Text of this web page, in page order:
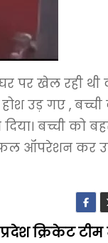
पर खेल रही थी
उड़ गए ,
बच्ची को
सफल ऑपरेशन कर
क्रिकेट